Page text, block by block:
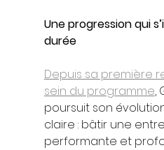
Une progression qui
durée
Depuis sa première
sein du programme,
poursuit son
claire : bâtir une
performante et